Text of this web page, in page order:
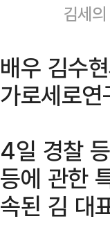
김세
배우 김수
가로세로
4일 경찰
등에 관한
속된 김 대